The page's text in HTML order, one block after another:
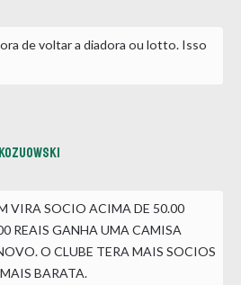
de voltar a diadora ou lotto. Isso
VIRA SOCIO ACIMA DE 50.00
REAIS GANHA UMA CAMISA
O CLUBE TERA MAIS SOCIOS
BARATA.